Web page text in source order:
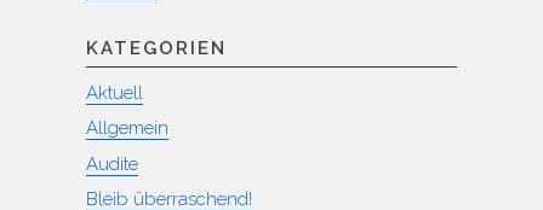
KATEGORIEN
Aktuell
Allgemein
Audite
Bleib überraschend!